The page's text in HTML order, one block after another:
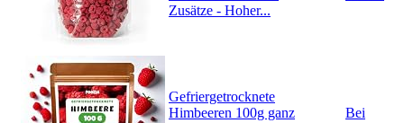
Zusätze - Hoher...
Gefriergetrocknete
Himbeeren 100g ganz
Bei